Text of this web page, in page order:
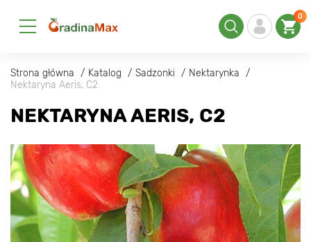
0
Strona główna Katalog Sadzonki
Nektarynka
Nektaryna Aeris, С2
NEKTARYNA AERIS, С2